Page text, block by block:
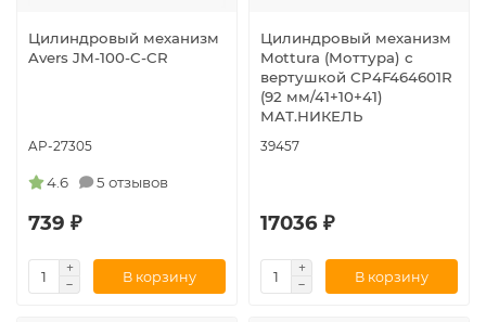
Цилиндровый механизм
Avers JM-100-C-CR
AP-27305
4.6 5 отзывов
739 ₽
В корзину
Цилиндровый механизм
Mottura (Моттура) с
вертушкой CP4F464601R
(92 мм/41+10+41)
МАТ.НИКЕЛЬ
39457
17036 ₽
В корзину